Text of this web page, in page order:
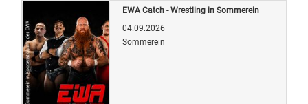
EWA Catch - Wrestling in Sommerein
04.09.2026
Sommerein